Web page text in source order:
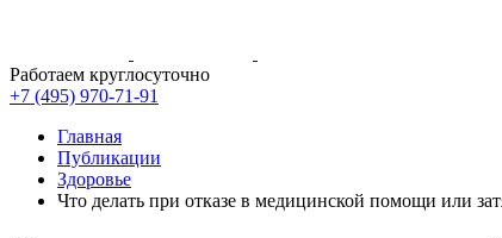
Работаем круглосуточно
+7 (495) 970-71-91
Главная
Публикации
Здоровье
Что делать при отказе в медицинской помощи или